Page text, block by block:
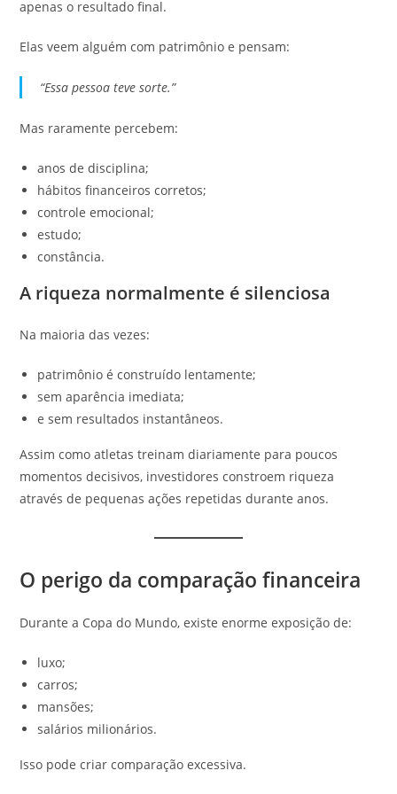
apenas o resultado final.
Elas veem alguém com patrimônio e pensam:
“Essa pessoa teve sorte.”
Mas raramente percebem:
anos de disciplina;
hábitos financeiros corretos;
controle emocional;
estudo;
constância.
A riqueza normalmente é silenciosa
Na maioria das vezes:
patrimônio é construído lentamente;
sem aparência imediata;
e sem resultados instantâneos.
Assim como atletas treinam diariamente para poucos
momentos decisivos, investidores constroem riqueza
através de pequenas ações repetidas durante anos.
O perigo da comparação financeira
Durante a Copa do Mundo, existe enorme exposição de:
luxo;
carros;
mansões;
salários milionários.
Isso pode criar comparação excessiva.